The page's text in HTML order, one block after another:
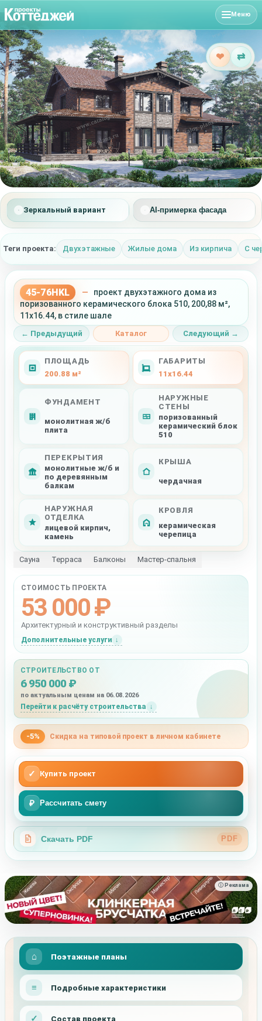
Меню
Зеркальный вариант AI-примерка фасада
Теги проекта: Двухэтажные Жилые дома Из кирпича С
❤ ⇄
45-76HKL —
проект двухэтажного дома из
поризованного керамического блока 510, 200,88 м²,
11x16.44, в стиле шале
← Предыдущий Каталог Следующий →
ПЛОЩАДЬ
200.88 м²
ГАБАРИТЫ
11x16.44
ФУНДАМЕНТ
монолитная ж/б
плита
НАРУЖНЫЕ
СТЕНЫ
поризованный
керамический блок
510
ПЕРЕКРЫТИЯ
монолитные ж/б и
по деревянным
балкам
КРЫША
чердачная
НАРУЖНАЯ
ОТДЕЛКА
лицевой кирпич,
камень
КРОВЛЯ
керамическая
черепица
Сауна Терраса Балконы Мастер-спальня
СТОИМОСТЬ ПРОЕКТА
53 000 ₽
Архитектурный и конструктивный разделы
Дополнительные услуги
СТРОИТЕЛЬСТВО ОТ
6 950 000 ₽
по актуальным ценам на 06.08.2026
Перейти к расчёту строительства
-5% Скидка на типовой проект в личном кабинете
✓ Купить проект
₽ Рассчитать смету
Скачать PDF PDF
ⓘ Реклама
Поэтажные планы
Подробные характеристики
Состав проекта